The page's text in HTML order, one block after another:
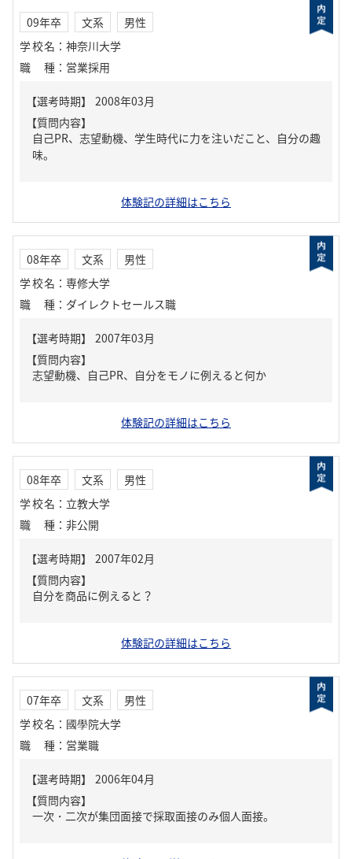
09年卒 文系
男性
学校名 ： 神奈川大学
職種 ： 営業採用
【質問内容】
自己PR、志望動機、学生時代に力を注いだこと、自分の趣
味。
体験記の詳細はこちら
08年卒 文系
男性
学校名 ： 専修大学
職種 ： ダイレクトセールス職
【質問内容】
志望動機、自己PR、自分をモノに例えると何か
体験記の詳細はこちら
08年卒 文系
男性
学校名 ： 立教大学
職種 ： 非公開
【質問内容】
自分を商品に例えると？
体験記の詳細はこちら
07年卒 文系
男性
学校名 ： 國學院大学
職種 ： 営業職
【質問内容】
一次・二次が集団面接で採取面接のみ個人面接。